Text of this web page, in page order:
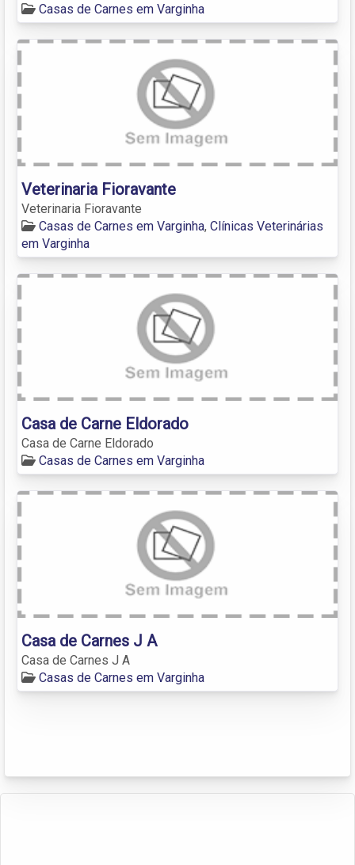
Casas de Carnes em Varginha
Veterinaria Fioravante
Veterinaria Fioravante
Casas de Carnes em Varginha, Clínicas Veterinárias
em Varginha
Casa de Carne Eldorado
Casa de Carne Eldorado
Casas de Carnes em Varginha
Casa de Carnes J A
Casa de Carnes J A
Casas de Carnes em Varginha